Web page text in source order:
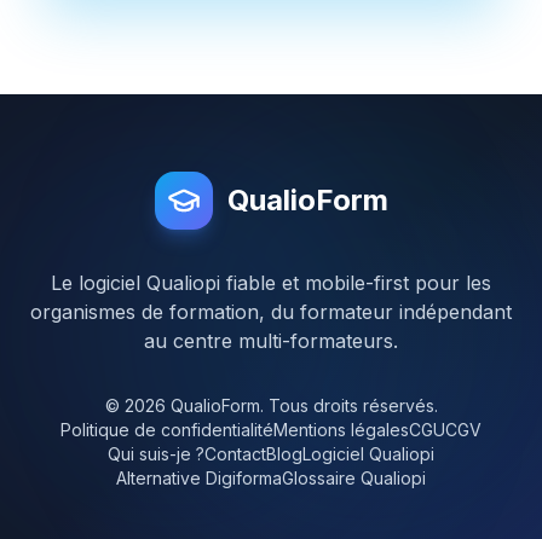
QualioForm
Le logiciel Qualiopi fiable et mobile-first pour les
organismes de formation, du formateur indépendant
au centre multi-formateurs.
© 2026 QualioForm. Tous droits réservés.
Politique de confidentialitéMentions légalesCGUCGV
Qui suis-je ?ContactBlogLogiciel Qualiopi
Alternative DigiformaGlossaire Qualiopi